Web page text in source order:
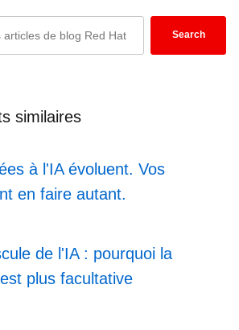
consulting firm.
Search
similaires
à l'IA évoluent. Vos
en faire autant.
de l'IA : pourquoi la
plus facultative